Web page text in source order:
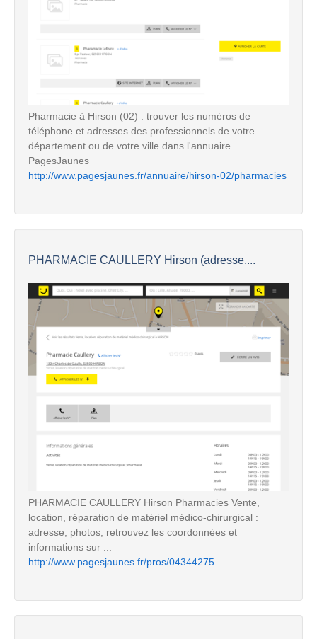
Pharmacie à Hirson (02) : trouver les numéros de
téléphone et adresses des professionnels de votre
département ou de votre ville dans l'annuaire
PagesJaunes
http://www.pagesjaunes.fr/annuaire/hirson-02/pharmacies
PHARMACIE CAULLERY Hirson (adresse,...
PHARMACIE CAULLERY Hirson Pharmacies Vente,
location, réparation de matériel médico-chirurgical :
adresse, photos, retrouvez les coordonnées et
informations sur ...
http://www.pagesjaunes.fr/pros/04344275